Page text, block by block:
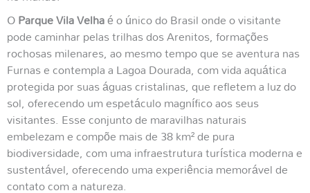
OParque Vila Velhaé o único do Brasil onde o visitante
pode caminhar pelas trilhas dos Arenitos, formações
rochosas milenares, ao mesmo tempo que se aventura nas
Furnas e contempla a Lagoa Dourada, com vida aquática
protegida por suas águas cristalinas, que refletem a luz do
sol, oferecendo um espetáculo magnífico aos seus
visitantes. Esse conjunto de maravilhas naturais
embelezam e compõe mais de 38 km² de pura
biodiversidade, com uma infraestrutura turística moderna e
sustentável, oferecendo uma experiência memorável de
contato com a natureza.